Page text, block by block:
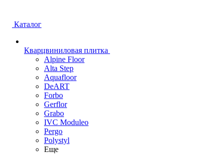
Каталог
Кварцвиниловая плитка
Alpine Floor
Alta Step
Aquafloor
DeART
Forbo
Gerflor
Grabo
IVC Moduleo
Pergo
Polystyl
Еще